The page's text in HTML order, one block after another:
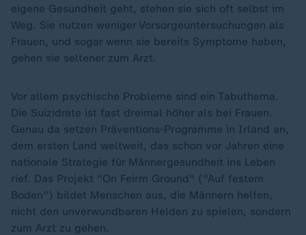
eigene Gesundheit geht, stehen sie sich oft selbst im
Weg. Sie nutzen weniger Vorsorgeuntersuchungen als
Frauen, und sogar wenn sie bereits Symptome haben,
gehen sie seltener zum Arzt.
Vor allem psychische Probleme sind ein Tabuthema.
Die Suizidrate ist fast dreimal höher als bei Frauen.
Genau da setzen Präventions-Programme in Irland an,
dem ersten Land weltweit, das schon vor Jahren eine
nationale Strategie für Männergesundheit ins Leben
rief. Das Projekt "On Feirm Ground" ("Auf festem
Boden") bildet Menschen aus, die Männern helfen,
nicht den unverwundbaren Helden zu spielen, sondern
zum Arzt zu gehen.